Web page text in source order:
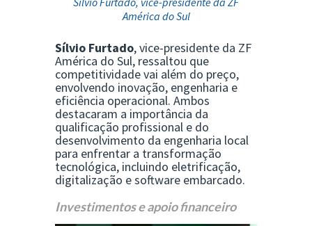
América do Sul
Sílvio Furtado, vice-presidente da ZF
América do Sul, ressaltou que
competitividade vai além do preço,
envolvendo inovação, engenharia e
eficiência operacional. Ambos
destacaram a importância da
qualificação profissional e do
desenvolvimento da engenharia local
para enfrentar a transformação
tecnológica, incluindo eletrificação,
digitalização e software embarcado.
Investimentos e apoio financeiro